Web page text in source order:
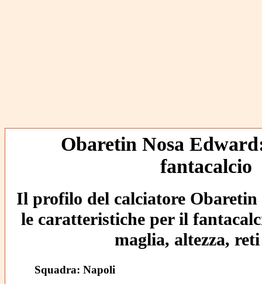
Obaretin Nosa
fantacalcio
Il profilo del calciatore Obaretin
le caratteristiche per il
maglia, altezza,
Squadra: Napoli